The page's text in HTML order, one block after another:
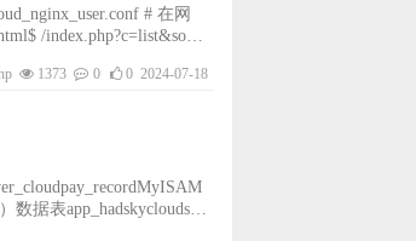
# 在网
1373 0 0 2024-07-18
数据表app_hadskycloudser